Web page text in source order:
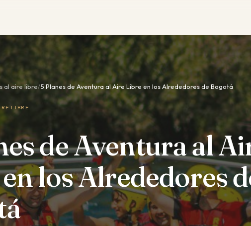
al aire libre/5 Planes de Aventura al Aire Libre en los Alrededores de Bogotá
LIBRE
de Aventura al
los Alrededores